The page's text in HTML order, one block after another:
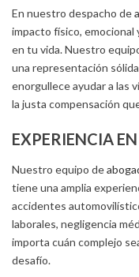
En nuestro despacho de
impacto físico,
en tu vida. Nuestro
una representación
enorgullece ayudar a las
la justa compensación
EXPERIENCIA
Nuestro equipo de
tiene una amplia
accidentes
laborales, negligencia
importa cuán complejo
desafío.